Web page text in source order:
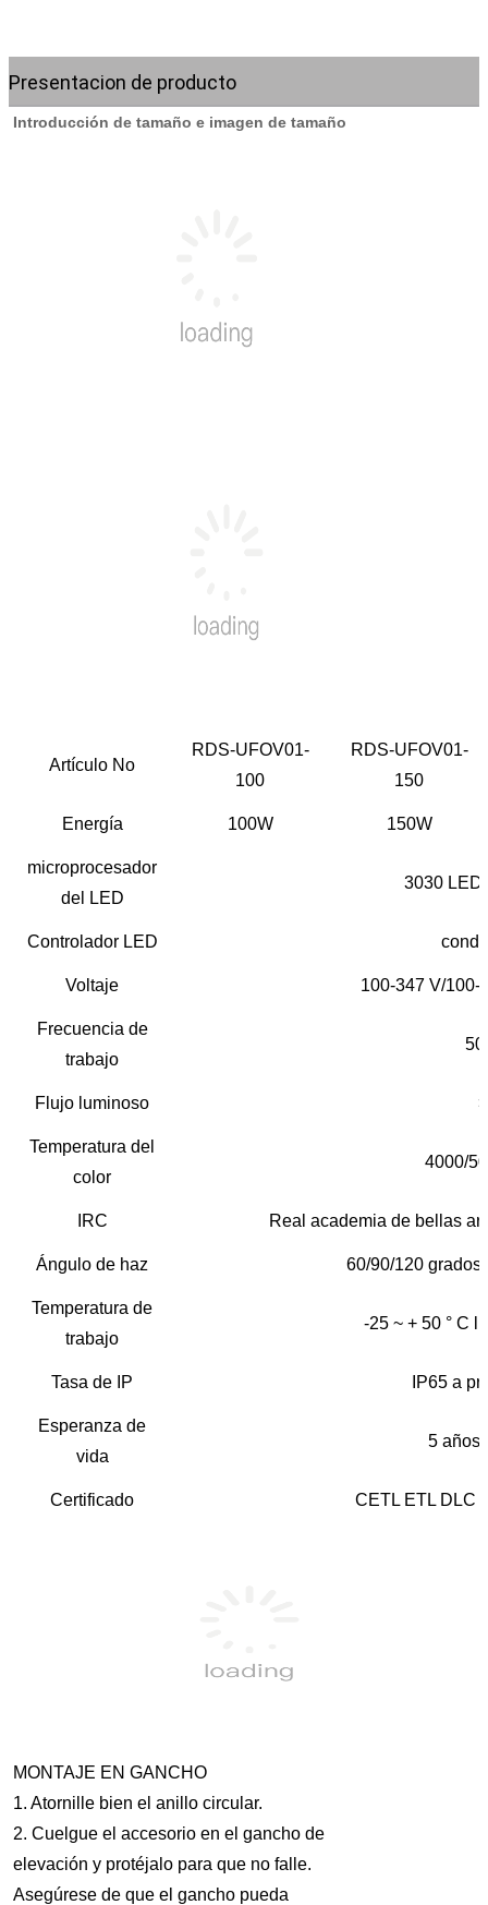
Presentacion de producto
Introducción de tamaño e imagen de tamaño
Artículo No
RDS-UFOV01-
100
RDS-UFOV01-
150
Energía 100W 150W
microprocesador
del LED
3030 LED
Controlador LED
Voltaje 100-347 V/100-
Frecuencia de
trabajo
Flujo luminoso
Temperatura del
color
4000/
IRC Real academia de bellas
Ángulo de haz 60/90/120 grados
Temperatura de
trabajo
-25 ~ + 50 ° C
Tasa de IP IP65 a
Esperanza de
vida
5 años
Certificado CETL ETL DLC
MONTAJE EN GANCHO
1. Atornille bien el anillo circular.
2. Cuelgue el accesorio en el gancho de
elevación y protéjalo para que no falle.
Asegúrese de que el gancho pueda